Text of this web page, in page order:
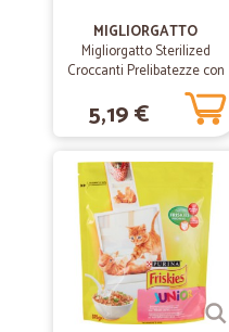
MIGLIORGATTO
Migliorgatto Sterilized
Croccanti Prelibatezze con
Delicato Pollo 800 gr.
5,19 €